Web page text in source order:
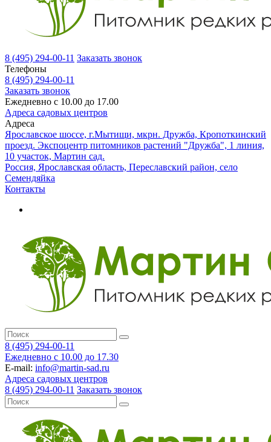
8 (495) 294-00-11 Заказать звонок
Телефоны
8 (495) 294-00-11
Заказать звонок
Ежедневно с 10.00 до 17.00
Адреса садовых центров
Адреса
Ярославское шоссе, г.Мытищи, мкрн. Дружба, Кропоткинский
проезд. Экспоцентр питомников растений "Дружба", 1 линия,
10 участок, Мартин сад.
Россия, Ярославская область, Переславский район, село
Семендяйка
Контакты
8 (495) 294-00-11
Ежедневно с 10.00 до 17.30
E-mail: info@martin-sad.ru
Адреса садовых центров
8 (495) 294-00-11 Заказать звонок